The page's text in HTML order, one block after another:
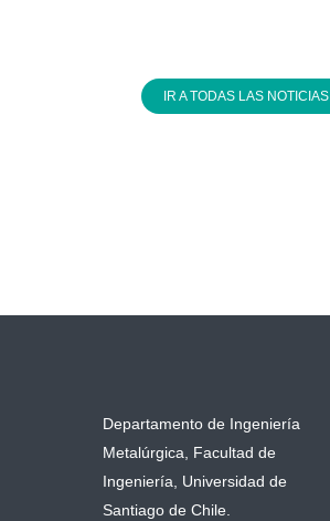
IR A TODAS LAS NOTICIAS
Departamento de Ingeniería
Metalúrgica, Facultad de
Ingeniería, Universidad de
Santiago de Chile.